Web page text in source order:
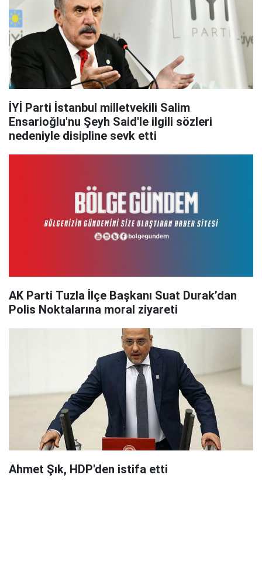
İYİ Parti İstanbul milletvekili Salim
Ensarioğlu'nu Şeyh Said'le ilgili sözleri
nedeniyle disipline sevk etti
AK Parti Tuzla İlçe Başkanı Suat Durak’dan
Polis Noktalarına moral ziyareti
Ahmet Şık, HDP'den istifa etti